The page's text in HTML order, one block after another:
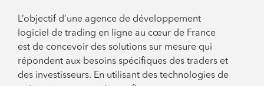
L’objectif d’une agence de développement
logiciel de trading en ligne au cœur de France
est de concevoir des solutions sur mesure qui
répondent aux besoins spécifiques des traders et
des investisseurs. En utilisant des technologies de